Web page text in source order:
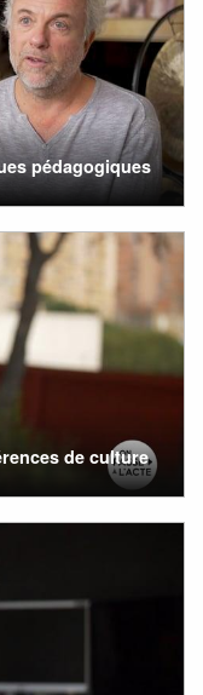
pédagogiques
de culture